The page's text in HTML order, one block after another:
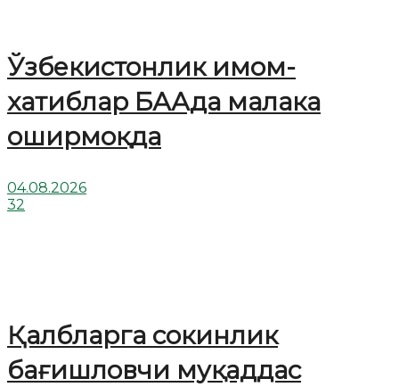
Ўзбекистонлик имом-
хатиблар БААда малака
оширмоқда
04.08.2026
32
Қалбларга сокинлик
бағишловчи муқаддас